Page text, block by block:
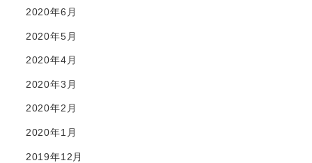
2020年6月
2020年5月
2020年4月
2020年3月
2020年2月
2020年1月
2019年12月